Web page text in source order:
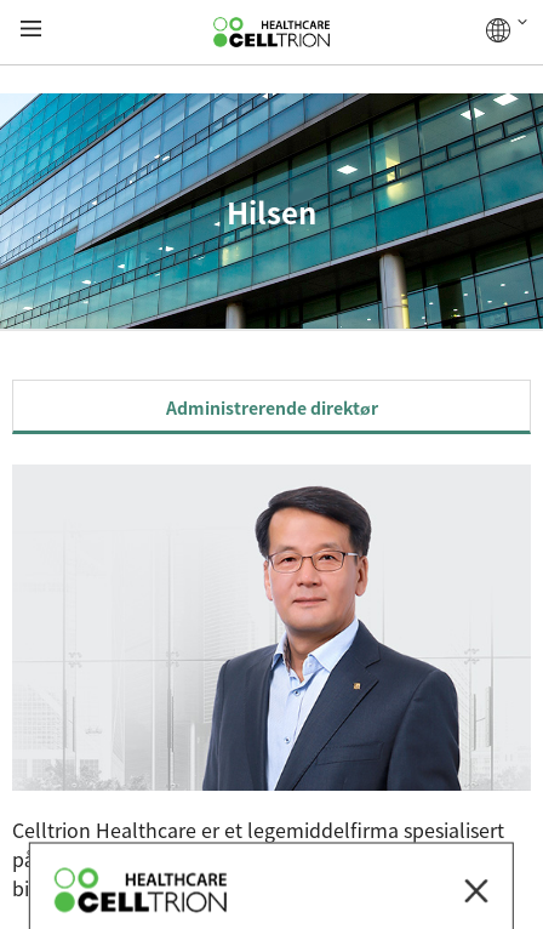
Hilsen
Administrerende direktør
Celltrion Healthcare er et legemiddelfirma spesialisert
på global markedsføring, distribusjon og salg av
biologiske legemidler, inkludert biosimilarer.